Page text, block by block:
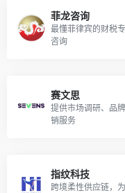
菲龙咨询
最懂菲律宾的财税
咨询
赛文思
提供市场调研、品
销服务
指纹科技
跨境柔性供应链，